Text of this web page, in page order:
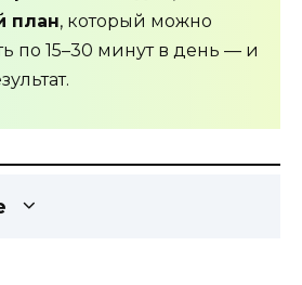
план, который можно
по 15–30 минут в день — и